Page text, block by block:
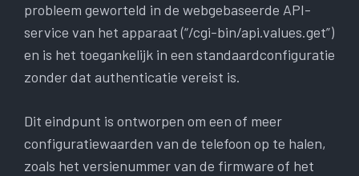
probleem geworteld in de webgebaseerde API-
service van het apparaat (“/cgi-bin/api.values.get”)
en is het toegankelijk in een standaardconfiguratie
zonder dat authenticatie vereist is.
Dit eindpunt is ontworpen om een ​​of meer
configuratiewaarden van de telefoon op te halen,
zoals het versienummer van de firmware of het